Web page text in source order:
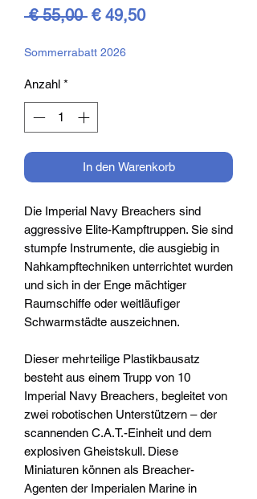
€ 55,00 Standardpreis
€ 49,50Sale-
Sommerrabatt 2026
Anzahl *
In den Warenkorb
Die Imperial Navy Breachers sind
aggressive Elite-Kampftruppen. Sie sind
stumpfe Instrumente, die ausgiebig in
Nahkampftechniken unterrichtet wurden
und sich in der Enge mächtiger
Raumschiffe oder weitläufiger
Schwarmstädte auszeichnen.
Dieser mehrteilige Plastikbausatz
besteht aus einem Trupp von 10
Imperial Navy Breachers, begleitet von
zwei robotischen Unterstützern – der
scannenden C.A.T.-Einheit und dem
explosiven Gheistskull. Diese
Miniaturen können als Breacher-
Agenten der Imperialen Marine in